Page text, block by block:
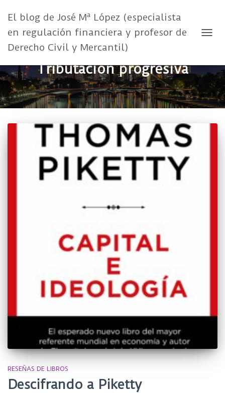
El blog de José Mª López (especialista
en regulación financiera y profesor de
Derecho Civil y Mercantil)
Tributación progresiva
RESEÑAS DE LIBROS
Descifrando a Piketty